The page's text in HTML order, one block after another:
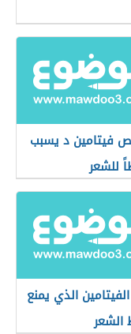
فيتامين د يسبب
للشعر
الذي يمنع